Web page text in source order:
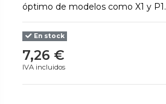
óptimo de modelos como X1 y P1.
En stock
7,26 €
IVA incluidos